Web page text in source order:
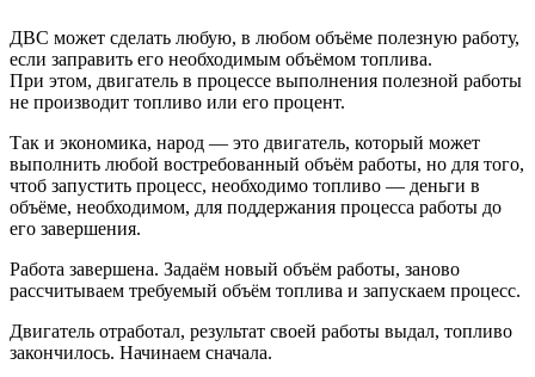
ДВС может сделать любую, в любом объёме полезную работу,
если заправить его необходимым объёмом топлива.
При этом, двигатель в процессе выполнения полезной работы
не производит топливо или его процент.
Так и экономика, народ — это двигатель, который может
выполнить любой востребованный объём работы, но для того,
чтоб запустить процесс, необходимо топливо — деньги в
объёме, необходимом, для поддержания процесса работы до
его завершения.
Работа завершена. Задаём новый объём работы, заново
рассчитываем требуемый объём топлива и запускаем процесс.
Двигатель отработал, результат своей работы выдал, топливо
закончилось. Начинаем сначала.